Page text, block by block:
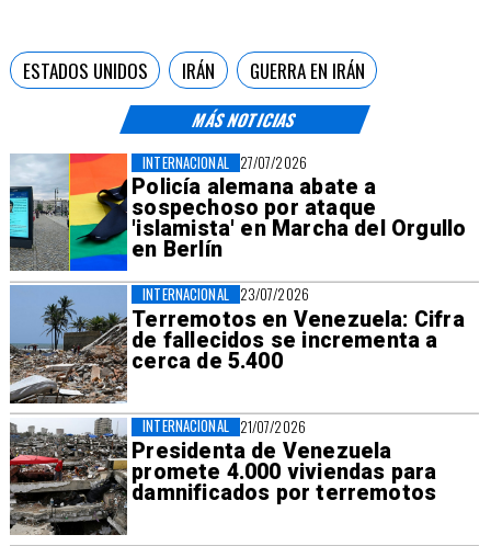
MÁS NOTICIAS
27/07/2026
Policía alemana abate a
sospechoso por ataque
'islamista' en Marcha del Orgullo
en Berlín
INTERNACIONAL
23/07/2026
Terremotos en Venezuela: Cifra
de fallecidos se incrementa a
cerca de 5.400
INTERNACIONAL
21/07/2026
Presidenta de Venezuela
promete 4.000 viviendas para
damnificados por terremotos
INTERNACIONAL
ESTADOS UNIDOS IRÁN GUERRA EN IRÁN